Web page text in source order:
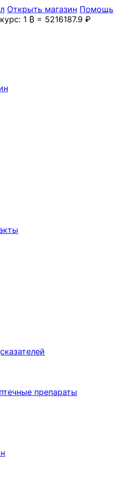
Открыть магазин Помощь
1 ₿ = 5216187.9 ₽
препараты